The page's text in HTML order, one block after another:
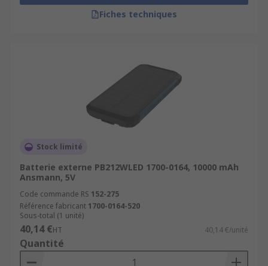
Fiches techniques
Stock limité
Batterie externe PB212WLED 1700-0164, 10000 mAh
Ansmann, 5V
Code commande RS 152-275
Référence fabricant 1700-0164-520
Sous-total (1 unité)
40,14 €HT 40,14 €/unité
Quantité